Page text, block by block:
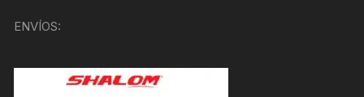
ENVÍOS: